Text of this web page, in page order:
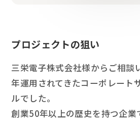
プロジェクトの狙い
三栄電子株式会社様からご相談
年運用されてきたコーポレート
ルでした。
創業50年以上の歴史を持つ企業